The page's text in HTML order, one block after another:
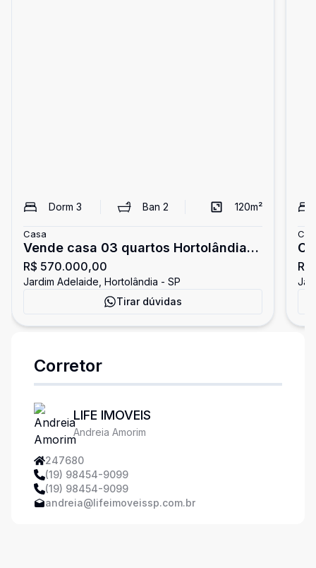
Dorm 3 Ban2 120m²
Casa
Vende casa 03 quartos Hortolândia
Adelaide
R$ 570.000,00
Jardim Adelaide, Hortolândia - SP
Tirar dúvidas
Corretor
LIFE IMOVEIS
Andreia Amorim
247680
(19) 98454-9099
(19) 98454-9099
andreia@lifeimoveissp.com.br